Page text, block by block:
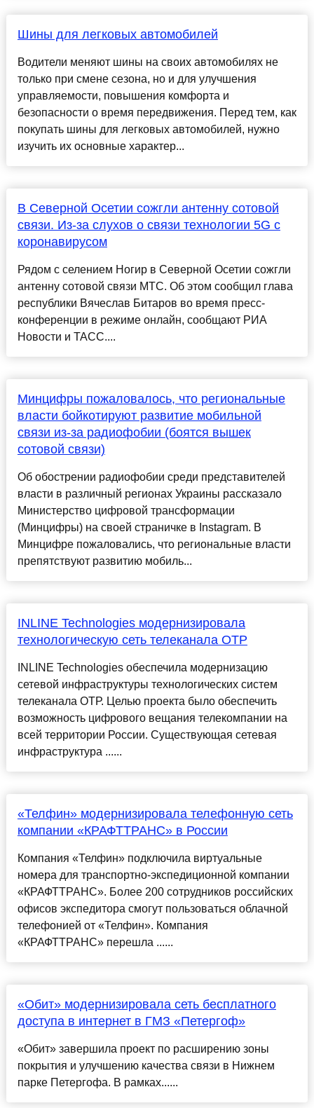
Шины для легковых автомобилей
Водители меняют шины на своих автомобилях не
только при смене сезона, но и для улучшения
управляемости, повышения комфорта и
безопасности о время передвижения. Перед тем, как
покупать шины для легковых автомобилей, нужно
изучить их основные характер...
В Северной Осетии сожгли антенну сотовой
связи. Из-за слухов о связи технологии 5G с
коронавирусом
Рядом с селением Ногир в Северной Осетии сожгли
антенну сотовой связи МТС. Об этом сообщил глава
республики Вячеслав Битаров во время пресс-
конференции в режиме онлайн, сообщают РИА
Новости и ТАСС....
Минцифры пожаловалось, что региональные
власти бойкотируют развитие мобильной
связи из-за радиофобии (боятся вышек
сотовой связи)
Об обострении радиофобии среди представителей
власти в различный регионах Украины рассказало
Министерство цифровой трансформации
(Минцифры) на своей страничке в Instagram. В
Минцифре пожаловались, что региональные власти
препятствуют развитию мобиль...
INLINE Technologies модернизировала
технологическую сеть телеканала ОТР
INLINE Technologies обеспечила модернизацию
сетевой инфраструктуры технологических систем
телеканала ОТР. Целью проекта было обеспечить
возможность цифрового вещания телекомпании на
всей территории России. Существующая сетевая
инфраструктура ......
«Телфин» модернизировала телефонную сеть
компании «КРАФТТРАНС» в России
Компания «Телфин» подключила виртуальные
номера для транспортно-экспедиционной компании
«КРАФТТРАНС». Более 200 сотрудников российских
офисов экспедитора смогут пользоваться облачной
телефонией от «Телфин». Компания
«КРАФТТРАНС» перешла ......
«Обит» модернизировала сеть бесплатного
доступа в интернет в ГМЗ «Петергоф»
«Обит» завершила проект по расширению зоны
покрытия и улучшению качества связи в Нижнем
парке Петергофа. В рамках......